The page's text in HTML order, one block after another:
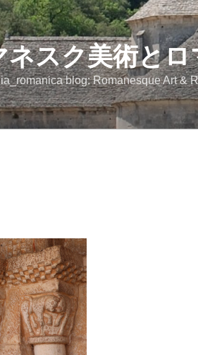
ネスク美術と
blog: Romanesque Art &